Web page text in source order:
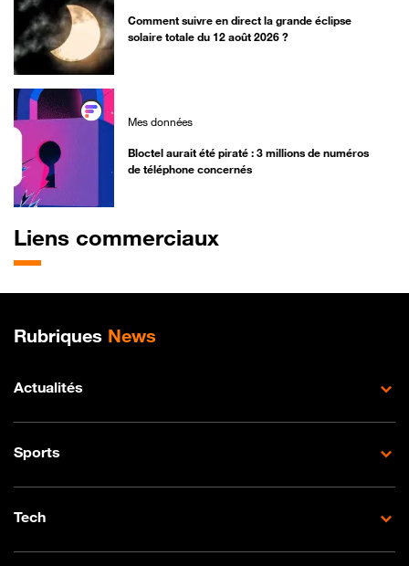
Comment suivre en direct la grande éclipse
solaire totale du 12 août 2026 ?
Mes données
Bloctel aurait été piraté : 3 millions de numéros
de téléphone concernés
Liens commerciaux
Plan de site
Rubriques News
Actualités
Sports
Tech